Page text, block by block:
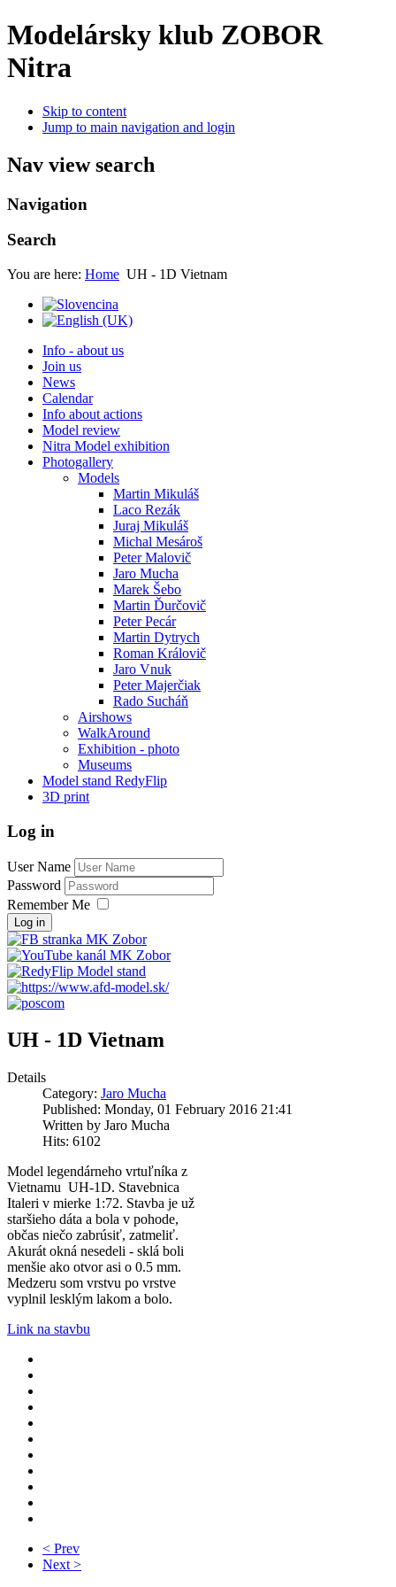
Modelársky klub ZOBOR
Nitra
Skip to content
Jump to main navigation and login
Nav view search
Navigation
Search
You are here: Home UH - 1D Vietnam
Info - about us
Join us
News
Calendar
Info about actions
Model review
Nitra Model exhibition
Photogallery
Models
Martin Mikuláš
Laco Rezák
Juraj Mikuláš
Michal Mesároš
Peter Malovič
Jaro Mucha
Marek Šebo
Martin Ďurčovič
Peter Pecár
Martin Dytrych
Roman Královič
Jaro Vnuk
Peter Majerčiak
Rado Sucháň
Airshows
WalkAround
Exhibition - photo
Museums
Model stand RedyFlip
3D print
Log in
User Name
Password
Remember Me
Log in
UH - 1D Vietnam
Details
Category: Jaro Mucha
Published: Monday, 01 February 2016 21:41
Written by Jaro Mucha
Hits: 6102
Model legendárneho vrtuľníka z
Vietnamu UH-1D. Stavebnica
Italeri v mierke 1:72. Stavba je už
staršieho dáta a bola v pohode,
občas niečo zabrúsiť, zatmeliť.
Akurát okná nesedeli - sklá boli
menšie ako otvor asi o 0.5 mm.
Medzeru som vrstvu po vrstve
vyplnil lesklým lakom a bolo.
Link na stavbu
< Prev
Next >